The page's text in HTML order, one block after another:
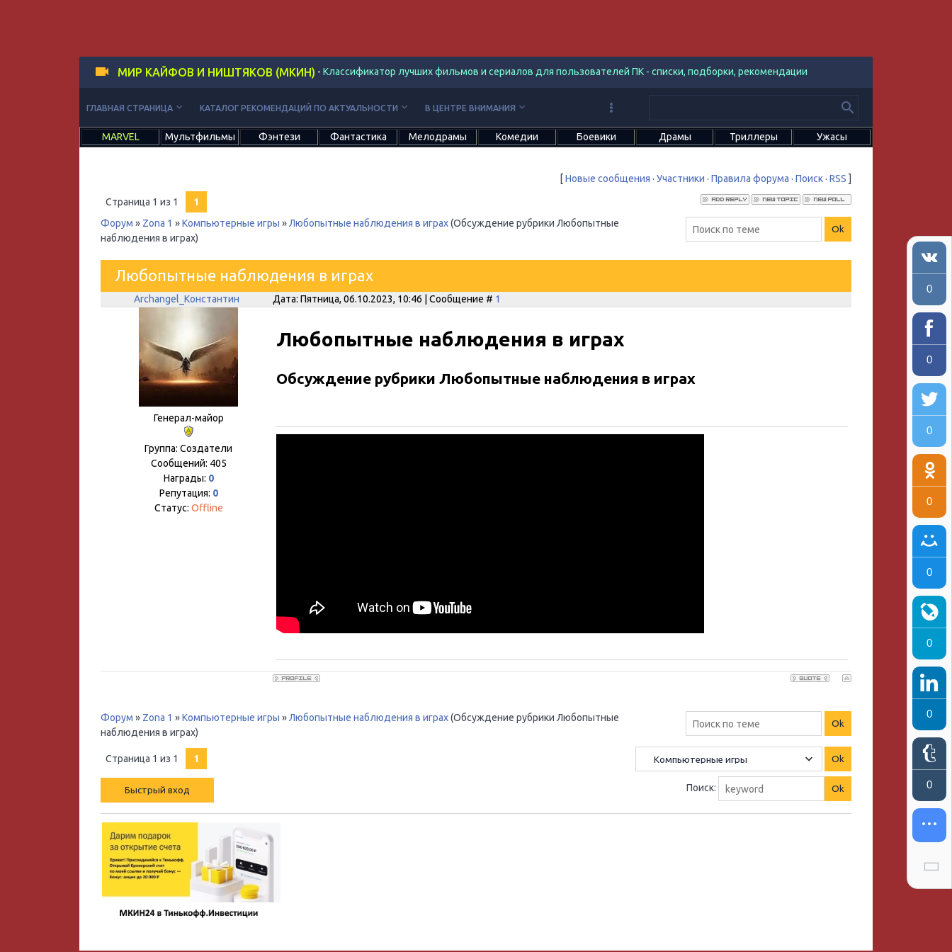
МИР КАЙФОВ И НИШТЯКОВ (МКИН) - Классификатор лучших фильмов и сериалов для пользователей ПК - списки, подборки, рекомендации
ГЛАВНАЯ СТРАНИЦА keyboard_arrow_down КАТАЛОГ РЕКОМЕНДАЦИЙ ПО АКТУАЛЬНОСТИ keyboard_arrow_down В ЦЕНТРЕ ВНИМАНИЯ keyboard_arrow_down
MARVEL Мультфильмы Фэнтези Фантастика Мелодрамы Комедии Боевики Драмы Триллеры Ужасы
[Новые сообщения · Участники · Правила форума · Поиск· RSS ]
Страница 1 из 1
1
Форум » Zona 1 »Компьютерные игры »Любопытные наблюдения в играх(Обсуждение рубрики Любопытные
наблюдения в играх)
Любопытные наблюдения в играх
Archangel_Константин Дата: Пятница, 06.10.2023, 10:46 | Сообщение # 1
Генерал-майор
Группа: Создатели
Сообщений: 405
Награды: 0
Репутация: 0
Статус: Offline
Любопытные наблюдения в играх
Обсуждение рубрики Любопытные наблюдения в играх
Форум » Zona 1 »Компьютерные игры »Любопытные наблюдения в играх(Обсуждение рубрики Любопытные
наблюдения в играх)
Страница 1 из 1 1
Поиск:
0
0
0
0
0
0
0
0